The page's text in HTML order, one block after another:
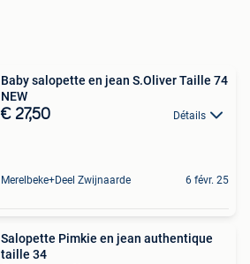
Baby salopette en jean S.Oliver Taille 74
NEW
€ 27,50 Détails
Merelbeke+Deel Zwijnaarde 6 févr. 25
Salopette Pimkie en jean authentique
taille 34